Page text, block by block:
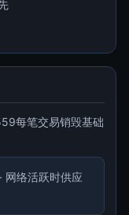
每笔交易销毁基础
网络活跃时供应